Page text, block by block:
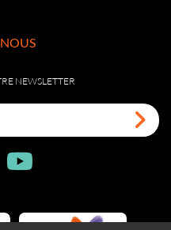
NEWSLETTER